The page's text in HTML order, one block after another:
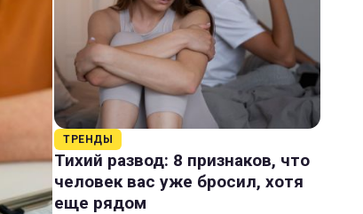
ТРЕНДЫ
Тихий развод: 8 признаков, что
человек вас уже бросил, хотя
еще рядом